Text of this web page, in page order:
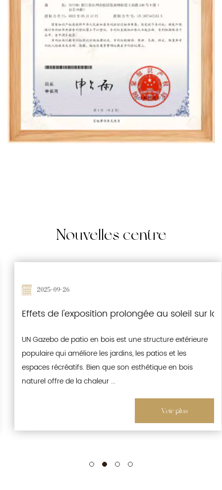
Nouvelles centre
incorporent l'étanchéité et les
2025-09-26
Effets de l'exposition prolongée au soleil sur
UN Gazebo de patio en bois est une structure extérieure
populaire qui améliore les jardins, les patios et les
espaces récréatifs. Bien que son esthétique en bois
naturel offre de la chaleur ...
Voir plus